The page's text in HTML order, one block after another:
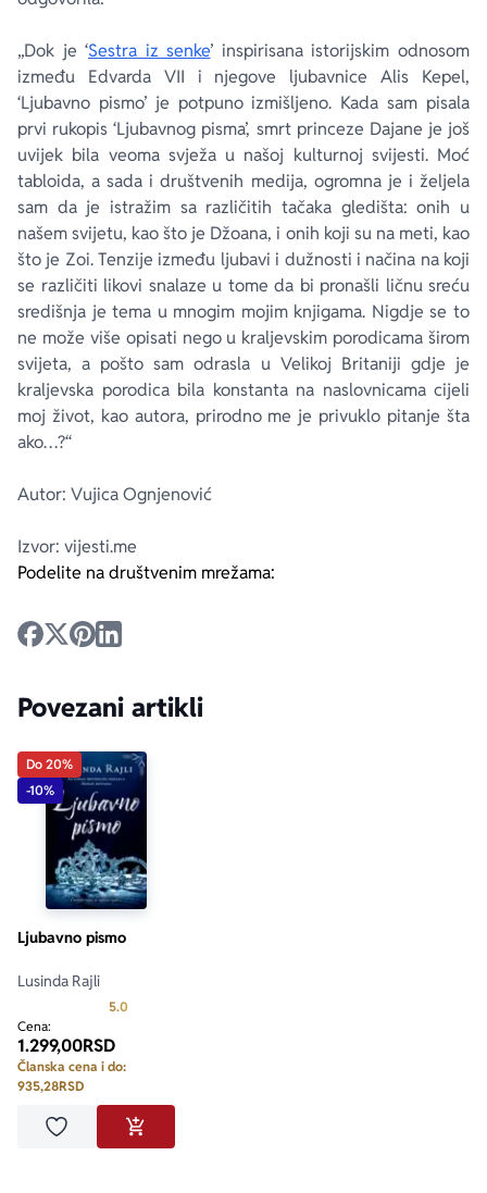
„Dok je ‘Sestra iz senke’ inspirisana istorijskim odnosom
između Edvarda VII i njegove ljubavnice Alis Kepel,
‘Ljubavno pismo’ je potpuno izmišljeno. Kada sam pisala
prvi rukopis ‘Ljubavnog pisma’, smrt princeze Dajane je još
uvijek bila veoma svježa u našoj kulturnoj svijesti. Moć
tabloida, a sada i društvenih medija, ogromna je i željela
sam da je istražim sa različitih tačaka gledišta: onih u
našem svijetu, kao što je Džoana, i onih koji su na meti, kao
što je Zoi. Tenzije između ljubavi i dužnosti i načina na koji
se različiti likovi snalaze u tome da bi pronašli ličnu sreću
središnja je tema u mnogim mojim knjigama. Nigdje se to
ne može više opisati nego u kraljevskim porodicama širom
svijeta, a pošto sam odrasla u Velikoj Britaniji gdje je
kraljevska porodica bila konstanta na naslovnicama cijeli
moj život, kao autora, prirodno me je privuklo pitanje šta
ako…?“
Autor: Vujica Ognjenović
Izvor: vijesti.me
Podelite na društvenim mrežama:
Povezani artikli
Do 20%
-10%
Ljubavno pismo
Lusinda Rajli
5.0
Cena:
1.299,00RSD
Članska cena i do:
935,28RSD
Dodaj u omiljeneDODAJ U KORPU